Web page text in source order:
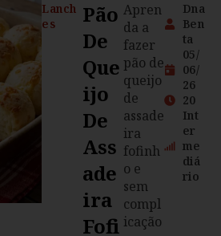
Lanch
es
Pão
De
Que
Ijo
De
Ass
Ade
Ira
Fofi
Apren
da a
fazer
pão de
queijo
de
assade
ira
fofinh
o e
sem
compl
icação
Dna
Ben
ta
05/
06/
26
20
Int
er
me
diá
rio